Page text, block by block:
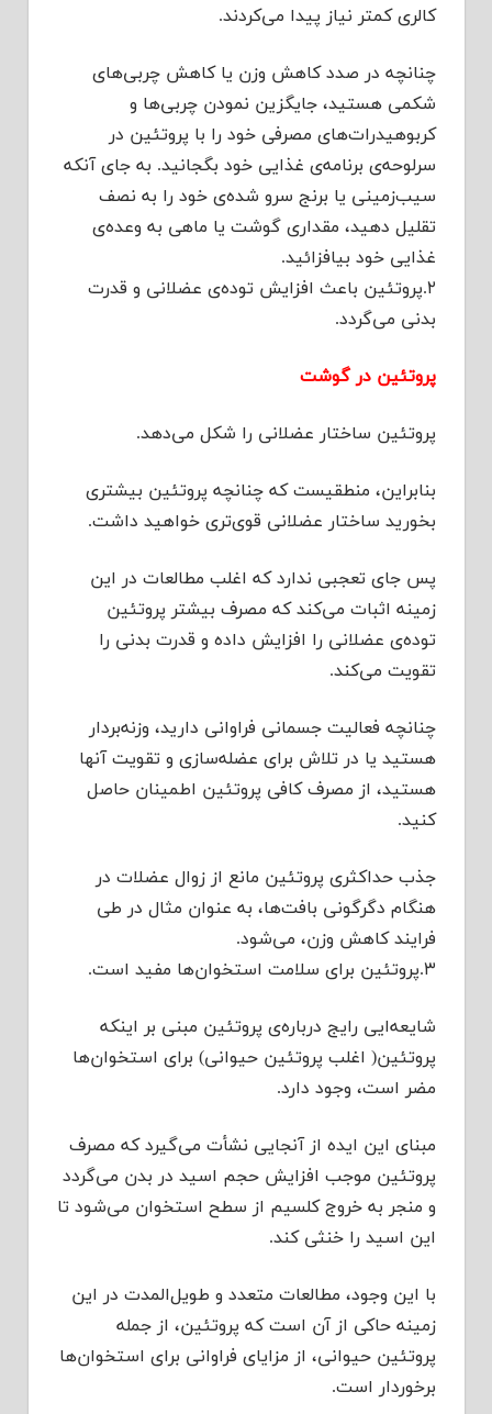
کالری کمتر نیاز پیدا می‌کردند.
چنانچه در صدد کاهش وزن یا کاهش چربی‌های
شکمی هستید، جایگزین نمودن چربی‌ها و
کربوهیدرات‌های مصرفی خود را با پروتئین در
سرلوحه‌ی برنامه‌ی غذایی خود بگجانید. به جای آنکه
سیب‌زمینی یا برنج سرو شده‌ی خود را به نصف
تقلیل دهید، مقداری گوشت یا ماهی به وعده‌ی
غذایی خود بیافزائید.
۲.پروتئین باعث افزایش توده‌ی عضلانی و قدرت
بدنی می‌گردد.
پروتئین در گوشت
پروتئین ساختار عضلانی را شکل می‌دهد.
بنابراین، منطقیست که چنانچه پروتئین بیشتری
بخورید ساختار عضلانی قوی‌تری خواهید داشت.
پس جای تعجبی ندارد که اغلب مطالعات در این
زمینه اثبات می‌کند که مصرف بیشتر پروتئین
توده‌ی عضلانی را افزایش داده و قدرت بدنی را
تقویت می‌کند.
چنانچه فعالیت جسمانی فراوانی دارید، وزنه‌بردار
هستید یا در تلاش برای عضله‌سازی و تقویت آنها
هستید، از مصرف کافی پروتئین اطمینان حاصل
کنید.
جذب حداکثری پروتئین مانع از زوال عضلات در
هنگام دگرگونی‌ بافت‌ها، به عنوان مثال در طی
فرایند کاهش وزن، می‌شود.
۳.پروتئین برای سلامت استخوان‌ها مفید است.
شایعه‌ایی رایج درباره‌ی پروتئین مبنی بر اینکه
پروتئین( اغلب پروتئین حیوانی) برای استخوان‌ها
مضر است، وجود دارد.
مبنای این ایده از آنجایی نشأت می‌گیرد که مصرف
پروتئین موجب افزایش حجم اسید در بدن می‌گردد
و منجر به خروج کلسیم از سطح استخوان می‌شود تا
این اسید را خنثی کند.
با این وجود، مطالعات متعدد و طویل‌المدت در این
زمینه حاکی از آن است که پروتئین، از جمله
پروتئین حیوانی، از مزایای فراوانی برای استخوان‌ها
برخوردار است.